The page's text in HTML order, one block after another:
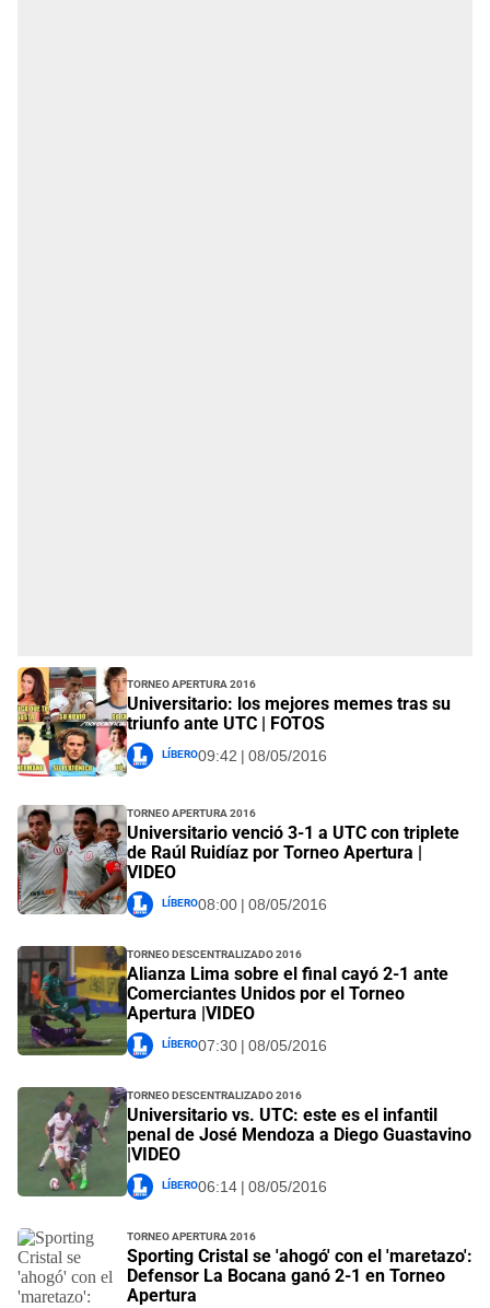
Torneo Apertura 2016
Universitario: los mejores memes tras su
triunfo ante UTC | FOTOS
Líbero09:42 | 08/05/2016
Torneo Apertura 2016
Universitario venció 3-1 a UTC con triplete
de Raúl Ruidíaz por Torneo Apertura |
VIDEO
Líbero08:00 | 08/05/2016
Torneo Descentralizado 2016
Alianza Lima sobre el final cayó 2-1 ante
Comerciantes Unidos por el Torneo
Apertura |VIDEO
Líbero07:30 | 08/05/2016
Torneo Descentralizado 2016
Universitario vs. UTC: este es el infantil
penal de José Mendoza a Diego Guastavino
|VIDEO
Líbero06:14 | 08/05/2016
Torneo Apertura 2016
Sporting Cristal se 'ahogó' con el 'maretazo':
Defensor La Bocana ganó 2-1 en Torneo
Apertura